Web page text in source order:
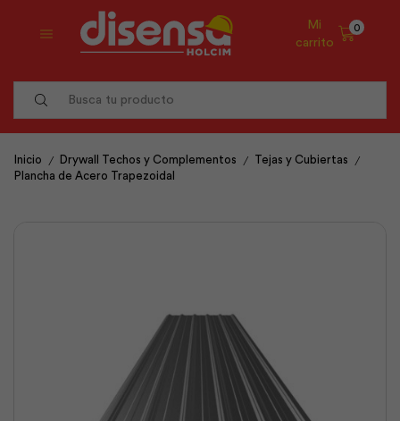
Mi
carrito
0
Inicio / Drywall Techos y Complementos / Tejas y Cubiertas /
Plancha de Acero Trapezoidal